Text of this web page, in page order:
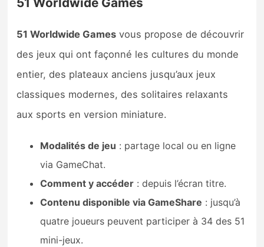
51 Worldwide Games vous propose de découvrir
des jeux qui ont façonné les cultures du monde
entier, des plateaux anciens jusqu’aux jeux
classiques modernes, des solitaires relaxants
aux sports en version miniature.
Modalités de jeu : partage local ou en ligne
via GameChat.
Comment y accéder : depuis l’écran titre.
Contenu disponible via GameShare : jusqu’à
quatre joueurs peuvent participer à 34 des 51
mini-jeux.